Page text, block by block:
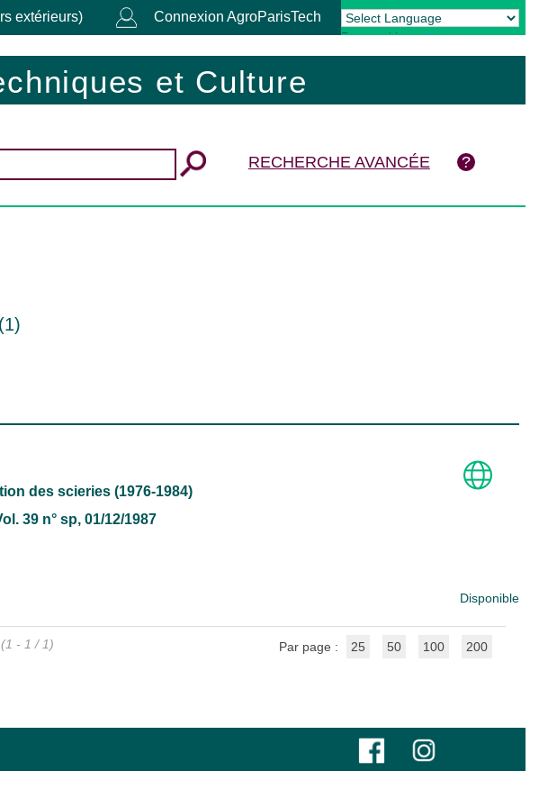
extérieurs) Connexion AgroParisTech
Powered by Translate
et Culture
RECHERCHE AVANCÉE
1)
des scieries (1976-1984)
39 n° sp, 01/12/1987
Disponible
(1 - 1 / 1) Par page : 25 50 100 200